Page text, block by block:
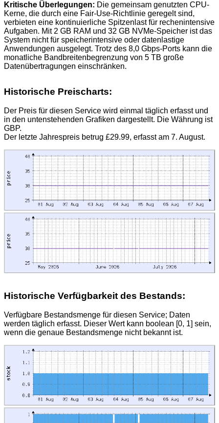
Kritische Überlegungen: Die gemeinsam genutzten CPU-
Kerne, die durch eine Fair-Use-Richtlinie geregelt sind,
verbieten eine kontinuierliche Spitzenlast für rechenintensive
Aufgaben. Mit 2 GB RAM und 32 GB NVMe-Speicher ist das
System nicht für speicherintensive oder datenlastige
Anwendungen ausgelegt. Trotz des 8,0 Gbps-Ports kann die
monatliche Bandbreitenbegrenzung von 5 TB große
Datenübertragungen einschränken.
Historische Preischarts:
Der Preis für diesen Service wird einmal täglich erfasst und
in den untenstehenden Grafiken dargestellt. Die Währung ist
GBP.
Der letzte Jahrespreis betrug £29.99, erfasst am 7. August.
Historische Verfügbarkeit des Bestands:
Verfügbare Bestandsmenge für diesen Service; Daten
werden täglich erfasst. Dieser Wert kann boolean [0, 1] sein,
wenn die genaue Bestandsmenge nicht bekannt ist.